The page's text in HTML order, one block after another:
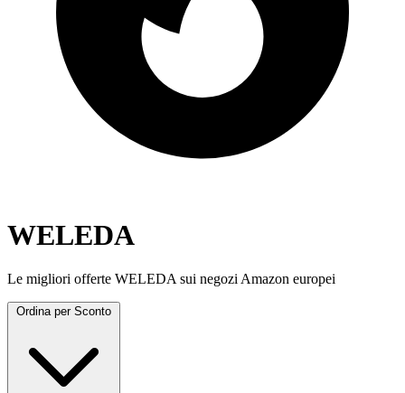
WELEDA
Le migliori offerte WELEDA sui negozi Amazon europei
Ordina per Sconto